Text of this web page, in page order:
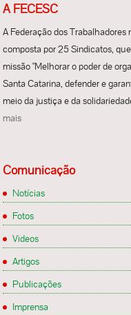
A FECESC
A Federação dos
composta por 25 Sindicatos,
missão "Melhorar o poder de
Santa Catarina, defender e
meio da justiça e da
mais
Comunicação
Notícias
Fotos
Videos
Artigos
Publicações
Imprensa